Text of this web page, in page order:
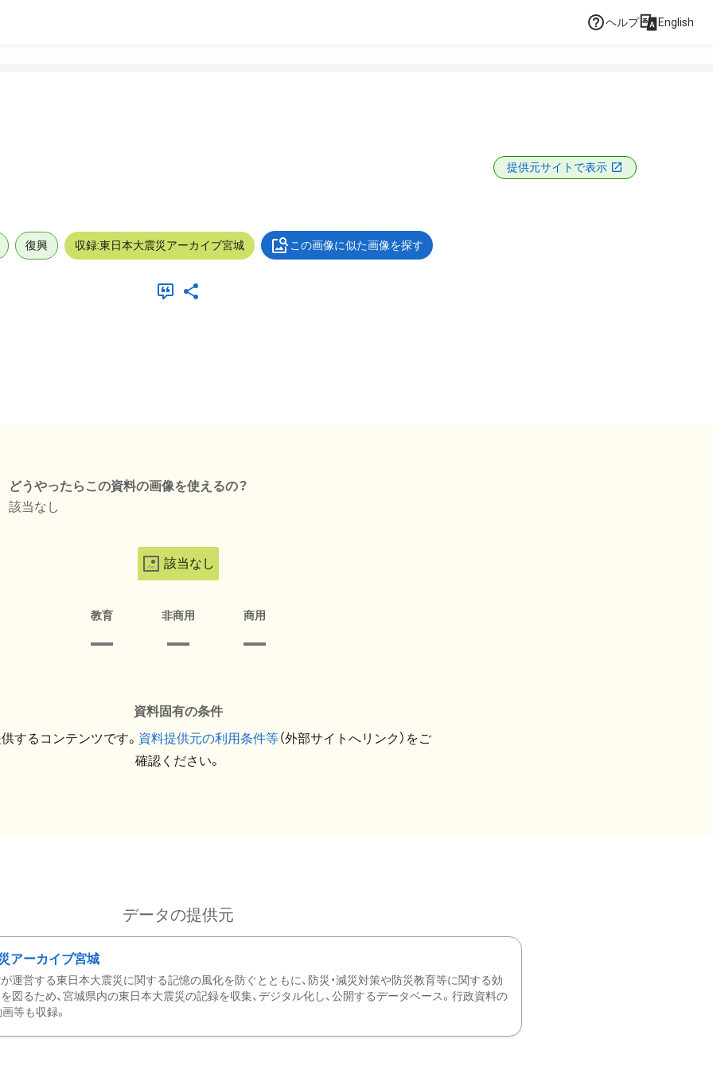
ヘルプ English
提供元サイトで表示
復興 収録:東日本大震災アーカイブ宮城 この画像に似た画像を探す
どうやったらこの資料の画像を使えるの？
該当なし
該当なし
教育 非商用 商用
資料固有の条件
するコンテンツです。 資料提供元の利用条件等（外部サイトへリンク）をご
確認ください。
データの提供元
アーカイブ宮城
運営する東日本大震災に関する記憶の風化を防ぐとともに、防災・減災対策や防災教育等に関する効
図るため、宮城県内の東日本大震災の記録を収集、デジタル化し、公開するデータベース。行政資料の
等も収録。